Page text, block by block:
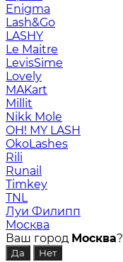
Enigma
Lash&Go
LASHY
Le Maitre
LevisSime
Lovely
MAKart
Millit
Nikk Mole
OH! MY LASH
OkoLashes
Rili
Runail
Timkey
TNL
Луи Филипп
Москва
Ваш город Москва?